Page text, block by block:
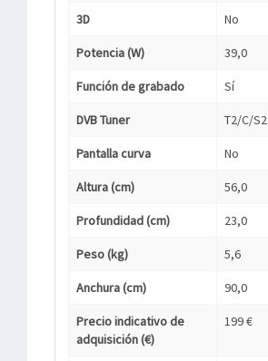
3D No
Potencia (W) 39,0
Función de grabado Sí
DVB Tuner T2/C/S2
Pantalla curva No
Altura (cm) 56,0
Profundidad (cm) 23,0
Peso (kg) 5,6
Anchura (cm) 90,0
Precio indicativo de
adquisición (€)
199 €